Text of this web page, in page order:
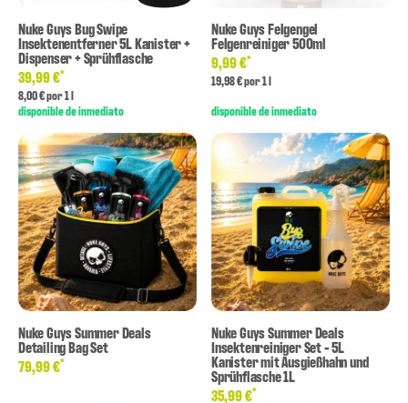
Nuke Guys Bug Swipe
Insektenentferner 5L Kanister +
Dispenser + Sprühflasche
39,99 €*
8,00 € por 1 l
disponible de inmediato
Nuke Guys Felgengel
Felgenreiniger 500ml
9,99 €*
19,98 € por 1 l
disponible de inmediato
Nuke Guys Summer Deals
Detailing Bag Set
79,99 €*
Nuke Guys Summer Deals
Insektenreiniger Set - 5L
Kanister mit Ausgießhahn und
Sprühflasche 1L
35,99 €*